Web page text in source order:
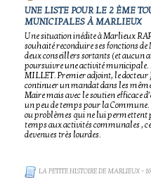
UNE LISTE POUR LE 2 ÈME
MUNICIPALES À MARLIEUX
Une situation inédite à Marlieux
souhaité reconduire ses fonctions de
deux conseillers sortants (et aucun
poursuivre une activité municipale.
MILLET. Premier adjoint, le docteur
continuer un mandat dans les
Maire mais avec le soutien efficace
un peu de temps pour la
ou problèmes qui ne lui permettent
temps aux activités communales ,
devenues très lourdes.
LA PETITE HISTOIRE DE MARLIEUX-